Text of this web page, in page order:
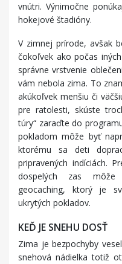
vnútri. Výnimočne
hokejové štadióny.
V zimnej prírode, avšak
čokoľvek ako počas
správne vrstvenie
vám nebola zima. To
akúkoľvek menšiu či
pre ratolesti, skúste
túry“ zaraďte do
pokladom môže byť
ktorému sa deti
pripravených indíciách.
dospelých zas môže
geocaching, ktorý je
ukrytých pokladov.
KEĎ JE SNEHU DOSŤ
Zima je bezpochyby
snehová nádielka totiž